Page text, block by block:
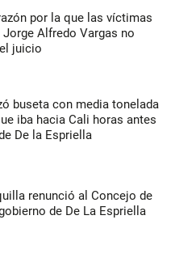
por la que las víctimas
Alfredo Vargas no
juicio
buseta con media tonelada
iba hacia Cali horas antes
De la Espriella
renunció al Concejo de
de De La Espriella